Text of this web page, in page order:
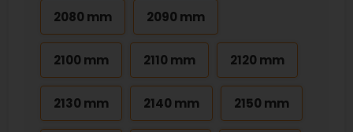
2080 mm 2090 mm
2100 mm 2110 mm 2120 mm
2130 mm 2140 mm 2150 mm